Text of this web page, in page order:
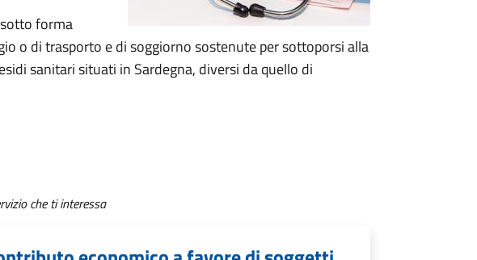
forma
o di trasporto e di soggiorno sostenute per sottoporsi alla
sanitari situati in Sardegna, diversi da quello di
che ti interessa